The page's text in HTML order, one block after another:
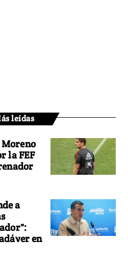
leídas
la FEF
a
en